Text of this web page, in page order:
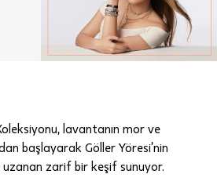
lavantanın mor ve
başlayarak Göller Yöresi’nin
uzanan zarif bir keşif sunuyor.